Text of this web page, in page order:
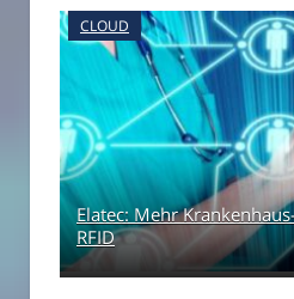
CLOUD
Elatec: Mehr
RFID